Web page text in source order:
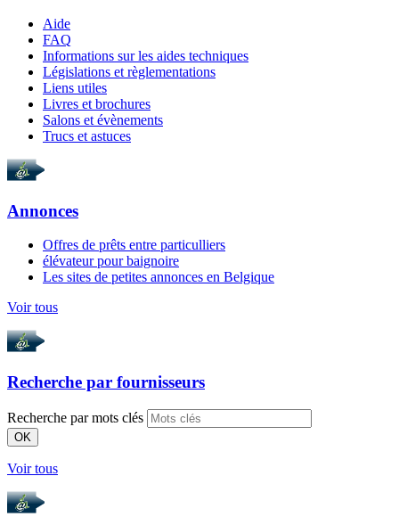
Aide
FAQ
Informations sur les aides techniques
Législations et règlementations
Liens utiles
Livres et brochures
Salons et évènements
Trucs et astuces
Annonces
Offres de prêts entre particulliers
élévateur pour baignoire
Les sites de petites annonces en Belgique
Voir tous
Recherche par fournisseurs
Recherche par mots clés
OK
Voir tous